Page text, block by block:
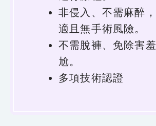
非侵入、不需麻醉
適且無手術風險。
不需脫褲、免除害
尬。
多項技術認證